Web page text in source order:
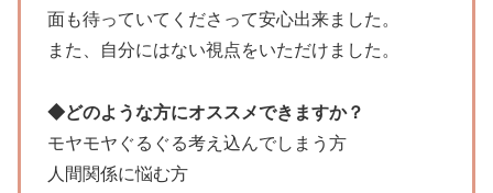
面も待っていてくださって安心出来ました。
また、自分にはない視点をいただけました。
◆どのような方にオススメできますか？
モヤモヤぐるぐる考え込んでしまう方
人間関係に悩む方